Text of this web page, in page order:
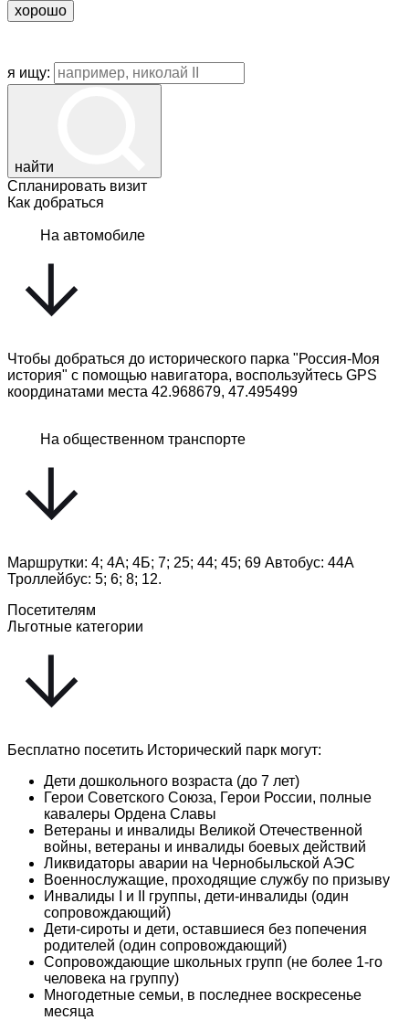
хорошо
я ищу:
найти
Спланировать визит
Как добраться
На автомобиле
Чтобы добраться до исторического парка "Россия-Моя
история" с помощью навигатора, воспользуйтесь GPS
координатами места 42.968679, 47.495499
На общественном транспорте
Маршрутки: 4; 4А; 4Б; 7; 25; 44; 45; 69 Автобус: 44А
Троллейбус: 5; 6; 8; 12.
Посетителям
Льготные категории
Бесплатно посетить Исторический парк могут:
Дети дошкольного возраста (до 7 лет)
Герои Советского Союза, Герои России, полные
кавалеры Ордена Славы
Ветераны и инвалиды Великой Отечественной
войны, ветераны и инвалиды боевых действий
Ликвидаторы аварии на Чернобыльской АЭС
Военнослужащие, проходящие службу по призыву
Инвалиды I и II группы, дети-инвалиды (один
сопровождающий)
Дети-сироты и дети, оставшиеся без попечения
родителей (один сопровождающий)
Сопровождающие школьных групп (не более 1-го
человека на группу)
Многодетные семьи, в последнее воскресенье
месяца